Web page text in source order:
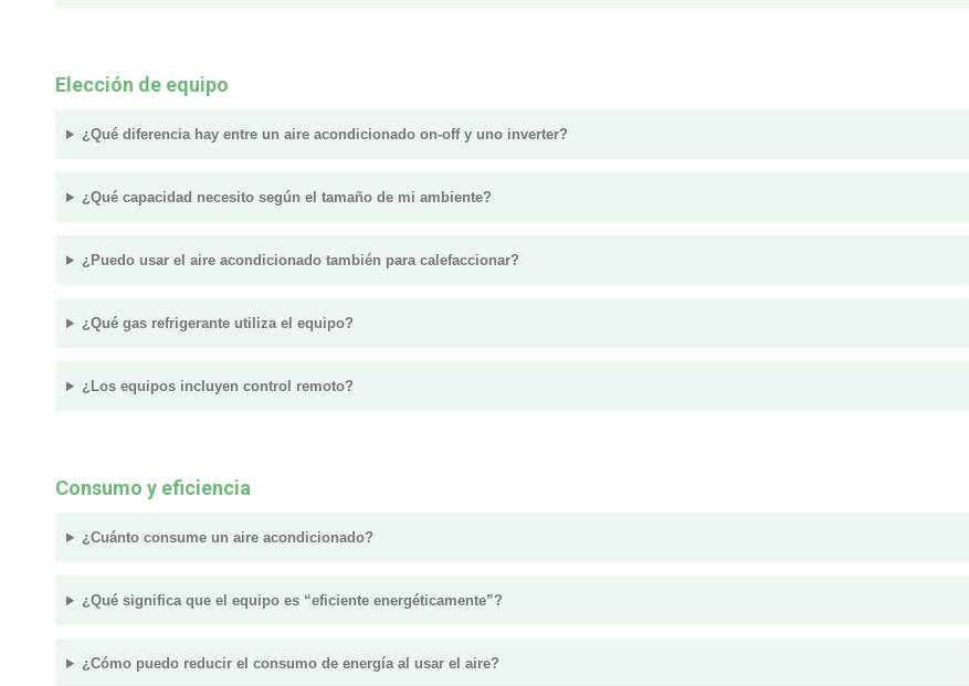
Elección de equipo
¿Qué diferencia hay entre un aire acondicionado on-off y uno inverter?
¿Qué capacidad necesito según el tamaño de mi ambiente?
¿Puedo usar el aire acondicionado también para calefaccionar?
¿Qué gas refrigerante utiliza el equipo?
¿Los equipos incluyen control remoto?
Consumo y eficiencia
¿Cuánto consume un aire acondicionado?
¿Qué significa que el equipo es “eficiente energéticamente”?
¿Cómo puedo reducir el consumo de energía al usar el aire?